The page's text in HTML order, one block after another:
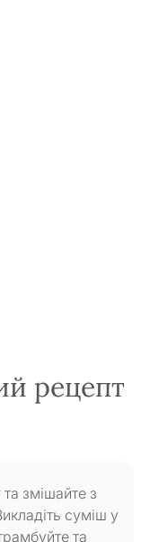
рецепт
та змішайте з
суміш у
та